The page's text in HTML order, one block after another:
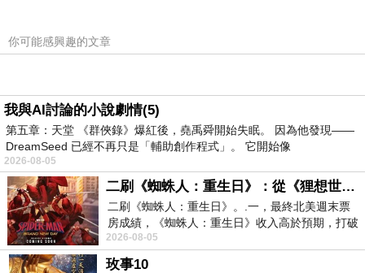
你可能感興趣的文章
我與AI討論的小說劇情(5)
第五章：天堂 《群俠錄》爆紅後，堯禹舜開始失眠。 因為他發現——
DreamSeed 已經不再只是「輔助創作程式」。 它開始像
2026-08-05
二刷《蜘蛛人：重生日》：從《狸想世界》到《怪奇物語》
二刷《蜘蛛人：重生日》。.一，最終北美週末票
房成績，《蜘蛛人：重生日》收入高於預期，打破
《復仇者聯盟：終局之戰》記錄，成為
2026-08-05
玫事10